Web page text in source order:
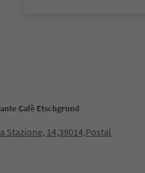
Cafè Etschgrund
Stazione, 14,39014,Postal